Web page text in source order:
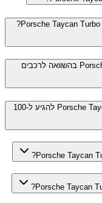
כמה יעיל Porsche Taycan Turbo S Sport Turismo בהשוואה לרכבים
כמה שניות לוקח ל-Porsche Taycan Turbo S Sport Turismo להגיע ל-100